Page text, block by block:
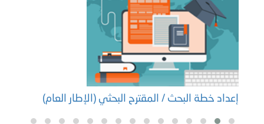
إعداد خطة البحث / المقترح البحثي (الإطار العام)